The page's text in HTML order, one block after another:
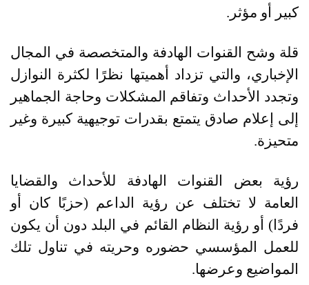
كبير أو مؤثر .
قلة وشح القنوات الهادفة والمتخصصة في المجال
الإخباري، والتي تزداد أهميتها نظرًا لكثرة النوازل
وتجدد الأحداث وتفاقم المشكلات وحاجة الجماهير
إلى إعلام صادق يتمتع بقدرات توجيهية كبيرة وغير
متحيزة.
رؤية بعض القنوات الهادفة للأحداث والقضايا
العامة لا تختلف عن رؤية الداعم (حزبًا كان أو
فردًا ) أو رؤية النظام القائم في البلد دون أن يكون
للعمل المؤسسي حضوره وحريته في تناول تلك
المواضيع وعرضها.